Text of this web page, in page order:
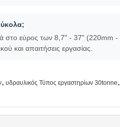
στο εύρος των 8,7" - 37" (220mm
και απαιτήσεις εργασίας.
, υδραυλικός Τύπος εργαστηρίων 30tonne,